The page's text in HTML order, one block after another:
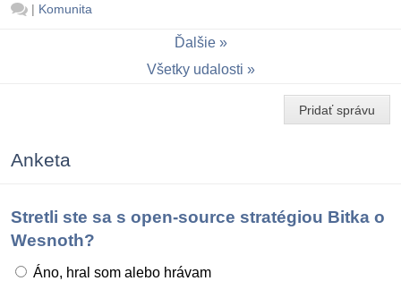
| Komunita
Ďalšie
Všetky udalosti
Pridať správu
Anketa
Stretli ste sa s open-source stratégiou Bitka o
Wesnoth?
Áno, hral som alebo hrávam